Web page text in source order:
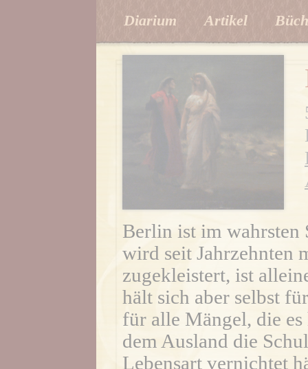
Diarium Artikel
Berlin ist im wahrsten
wird seit Jahrzehnten
zugekleistert, ist
hält sich aber selbst
für alle Mängel, die
dem Ausland die
Lebensart vernichtet